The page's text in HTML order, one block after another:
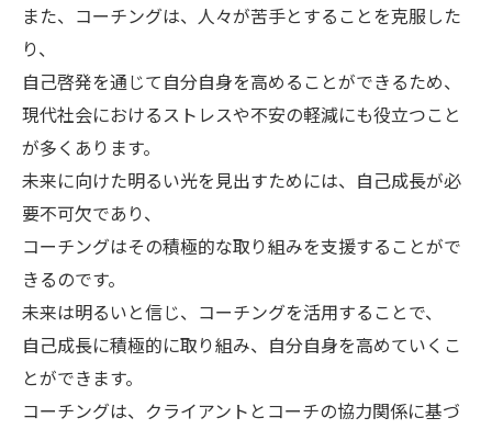
また、コーチングは、人々が苦手とすることを克服した
り、
自己啓発を通じて自分自身を高めることができるため、
現代社会におけるストレスや不安の軽減にも役立つこと
が多くあります。
未来に向けた明るい光を見出すためには、自己成長が必
要不可欠であり、
コーチングはその積極的な取り組みを支援することがで
きるのです。
未来は明るいと信じ、コーチングを活用することで、
自己成長に積極的に取り組み、自分自身を高めていくこ
とができます。
コーチングは、クライアントとコーチの協力関係に基づ